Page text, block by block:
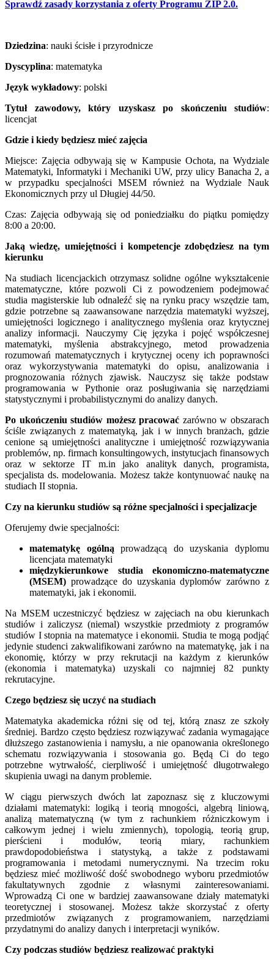
Sprawdź zasady korzystania z oferty Programu ZIP 2.0.
Dziedzina: nauki ścisłe i przyrodnicze
Dyscyplina: matematyka
Język wykładowy: polski
Tytuł zawodowy, który uzyskasz po skończeniu studiów:
licencjat
Gdzie i kiedy będziesz mieć zajęcia
Miejsce: Zajęcia odbywają się w Kampusie Ochota, na Wydziale
Matematyki, Informatyki i Mechaniki UW, przy ulicy Banacha 2, a
w przypadku specjalności MSEM również na Wydziale Nauk
Ekonomicznych przy ul Długiej 44/50.
Czas: Zajęcia odbywają się od poniedziałku do piątku pomiędzy
8:00 a 20:00.
Jaką wiedzę, umiejętności i kompetencje zdobędziesz na tym
kierunku
Na studiach licencjackich otrzymasz solidne ogólne wykształcenie
matematyczne, które pozwoli Ci z powodzeniem podejmować
studia magisterskie lub odnaleźć się na rynku pracy wszędzie tam,
gdzie potrzebne są zaawansowane narzędzia matematyki wyższej,
umiejętności logicznego i analitycznego myślenia oraz krytycznej
analizy informacji. Nauczymy Cię języka i pojęć współczesnej
matematyki, myślenia abstrakcyjnego, metod prowadzenia
rozumowań matematycznych i krytycznej oceny ich poprawności
oraz wykorzystywania matematyki do opisu, analizowania i
prognozowania różnych zjawisk. Nauczysz się także podstaw
programowania w Pythonie oraz posługiwania się narzędziami
statystycznymi i probabilistycznymi do analizy danych.
Po ukończeniu studiów możesz pracować zarówno w obszarach
ściśle związanych z matematyką, jak i w innych branżach, gdzie
cenione są umiejętności analityczne i umiejętność rozwiązywania
problemów, np. firmach konsultingowych, instytucjach finansowych
oraz w sektorze IT m.in jako analityk danych, programista,
specjalista ds. modelowania. Możesz także kontynuować naukę na
studiach II stopnia.
Czy na kierunku studiów są różne specjalności i specjalizacje
Oferujemy dwie specjalności:
matematykę ogólnąprowadzącą do uzyskania dyplomu
licencjata matematyki
międzykierunkowe studia ekonomiczno-matematyczne
(MSEM) prowadzące do uzyskania dyplomów zarówno z
matematyki, jak i ekonomii.
Na MSEM uczestniczyć będziesz w zajęciach na obu kierunkach
studiów i zaliczysz (niemal) wszystkie przedmioty z programów
studiów I stopnia na matematyce i ekonomii. Studia te mogą podjąć
jedynie studenci zakwalifikowani zarówno na matematykę, jak i na
ekonomię, którzy w przy rekrutacji na każdym z kierunków
(ekonomia i matematyka) uzyskali co najmniej 82 punkty
rekrutacyjne.
Czego będziesz się uczyć na studiach
Matematyka akademicka różni się od tej, którą znasz ze szkoły
średniej. Bardzo często będziesz rozwiązywać zadania wymagające
dłuższego zastanowienia i namysłu, a nie opanowania określonego
schematu rozwiązywania i stosowania go. Będą Ci do tego
potrzebne wytrwałość, cierpliwość i umiejętność długotrwałego
skupienia uwagi na danym problemie.
W ciągu pierwszych dwóch lat zapoznasz się z kluczowymi
działami matematyki: logiką i teorią mnogości, algebrą liniową,
analizą matematyczną (w tym z rachunkiem różniczkowym i
całkowym jednej i wielu zmiennych), topologią, teorią grup,
pierścieni i modułów, teorią miary, rachunkiem
prawdopodobieństwa i statystyką, a także z podstawami
programowania i metodami numerycznymi. Na trzecim roku
będziesz mieć możliwość dość swobodnego wyboru przedmiotów
fakultatywnych zgodnie z własnymi zainteresowaniami.
Wprowadzą Ci one w bardziej zaawansowane działy matematyki
teoretycznej i stosowanej. Możesz także skorzystać z oferty
przedmiotów związanych z programowaniem, narzędziami
przydatnymi do analizy danych i interpretacji wyników.
Czy podczas studiów będziesz realizować praktyki